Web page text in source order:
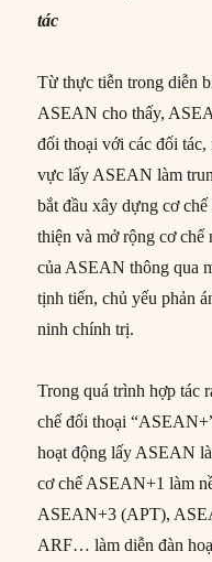
tác
Từ thực tiễn trong diễn
ASEAN cho thấy,
đối thoại với các đối
vực lấy ASEAN làm
bắt đầu xây dựng cơ
thiện và mở rộng cơ
của ASEAN thông qua
tịnh tiến, chủ yếu phản
ninh chính trị.
Trong quá trình hợp tác
chế đối thoại
hoạt động lấy ASEAN
cơ chế ASEAN+1 làm
ASEAN+3 (APT),
ARF… làm diễn đàn